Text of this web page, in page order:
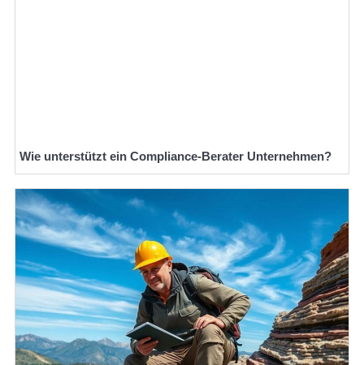
Wie unterstützt ein Compliance-Berater Unternehmen?